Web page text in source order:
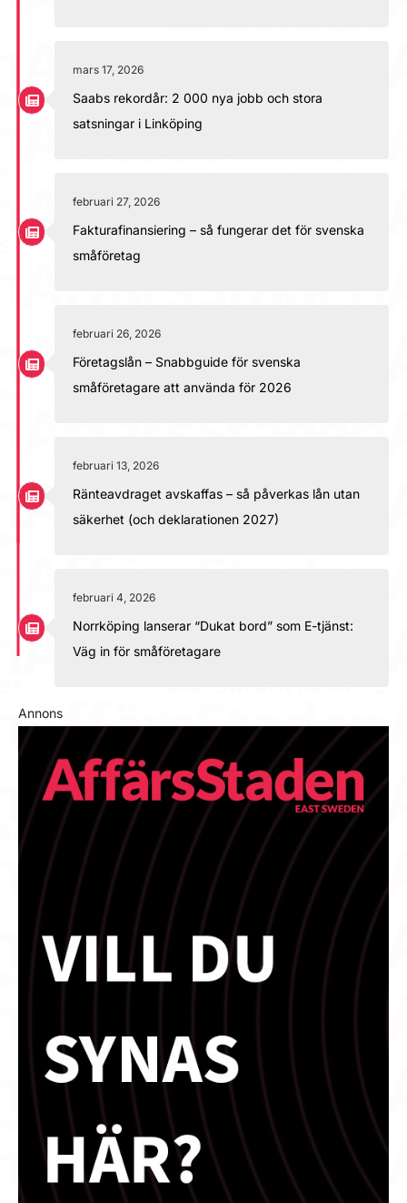
mars 17, 2026
Saabs rekordår: 2 000 nya jobb och stora
satsningar i Linköping
februari 27, 2026
Fakturafinansiering – så fungerar det för svenska
småföretag
februari 26, 2026
Företagslån – Snabbguide för svenska
småföretagare att använda för 2026
februari 13, 2026
Ränteavdraget avskaffas – så påverkas lån utan
säkerhet (och deklarationen 2027)
februari 4, 2026
Norrköping lanserar “Dukat bord” som E-tjänst:
Väg in för småföretagare
Annons